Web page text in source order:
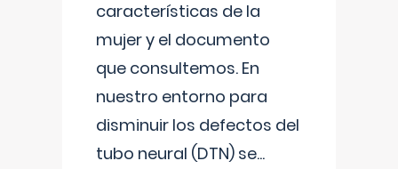
características de la
mujer y el documento
que consultemos. En
nuestro entorno para
disminuir los defectos del
tubo neural (DTN) se...